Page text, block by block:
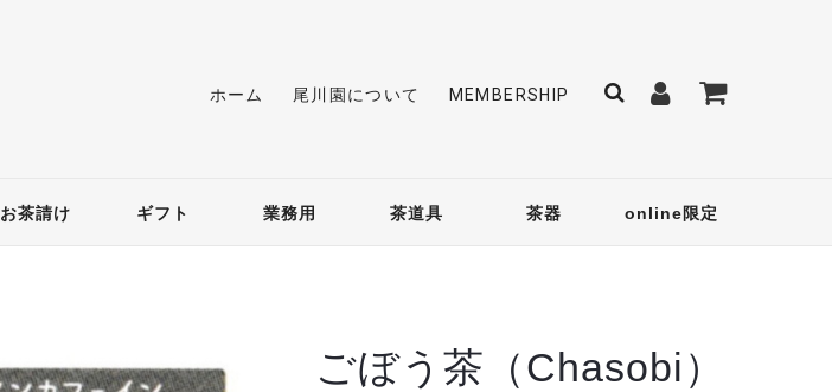
ホーム 尾川園について MEMBERSHIP
お茶請け ギフト 業務用 茶道具 茶器 online限定
ごぼう茶（Chasobi）